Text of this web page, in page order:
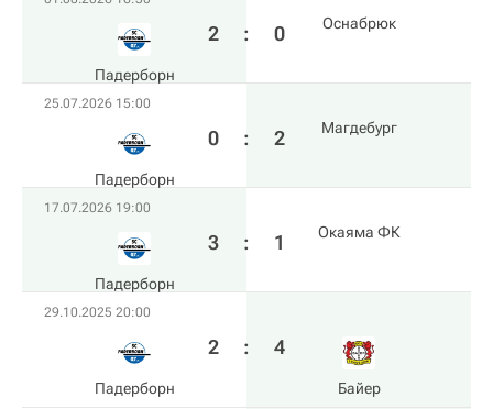
Падерборн
2 : 0 Оснабрюк
25.07.2026 15:00
Падерборн
0 : 2 Магдебург
17.07.2026 19:00
Падерборн
3 : 1 Окаяма ФК
29.10.2025 20:00
Падерборн
2 : 4
Байер